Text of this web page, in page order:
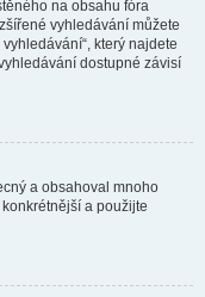
na obsahu fóra
vyhledávání můžete
který najdete
dostupné závisí
a obsahoval mnoho
a použijte